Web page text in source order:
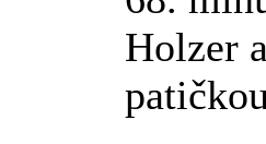
Holzer